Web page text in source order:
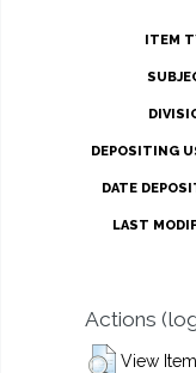
ITEM
DEPOSITING
DATE
LAST
Actions
View Item